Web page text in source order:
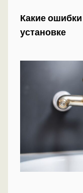
Какие
установке